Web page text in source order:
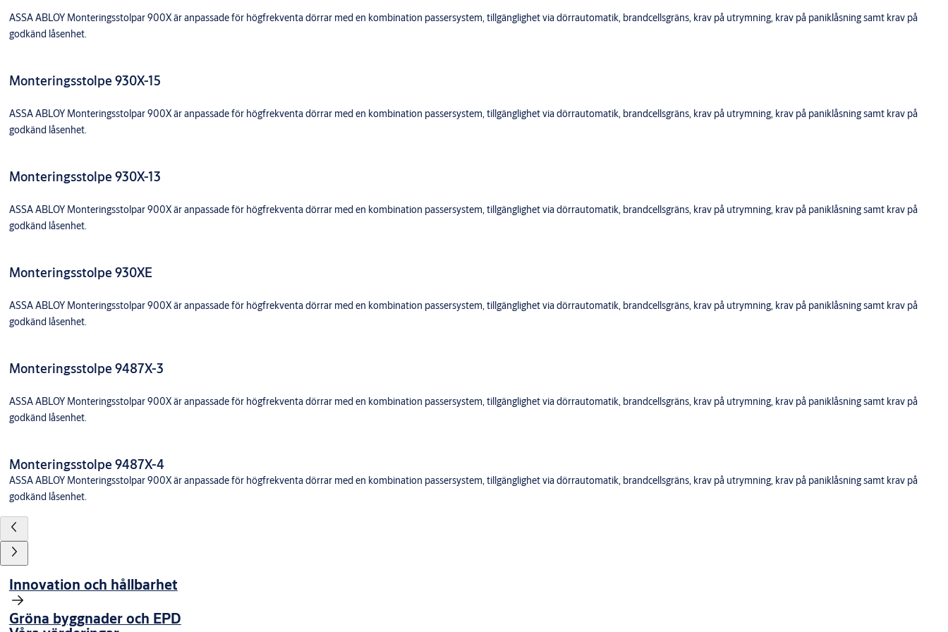
ASSA ABLOY Monteringsstolpar 900X är anpassade för högfrekventa dörrar med en kombination passersystem, tillgänglighet via dörrautomatik, brandcellsgräns, krav på utrymning, krav på paniklåsning samt krav på
godkänd låsenhet.
Monteringsstolpe 930X-15
ASSA ABLOY Monteringsstolpar 900X är anpassade för högfrekventa dörrar med en kombination passersystem, tillgänglighet via dörrautomatik, brandcellsgräns, krav på utrymning, krav på paniklåsning samt krav på
godkänd låsenhet.
Monteringsstolpe 930X-13
ASSA ABLOY Monteringsstolpar 900X är anpassade för högfrekventa dörrar med en kombination passersystem, tillgänglighet via dörrautomatik, brandcellsgräns, krav på utrymning, krav på paniklåsning samt krav på
godkänd låsenhet.
Monteringsstolpe 930XE
ASSA ABLOY Monteringsstolpar 900X är anpassade för högfrekventa dörrar med en kombination passersystem, tillgänglighet via dörrautomatik, brandcellsgräns, krav på utrymning, krav på paniklåsning samt krav på
godkänd låsenhet.
Monteringsstolpe 9487X-3
ASSA ABLOY Monteringsstolpar 900X är anpassade för högfrekventa dörrar med en kombination passersystem, tillgänglighet via dörrautomatik, brandcellsgräns, krav på utrymning, krav på paniklåsning samt krav på
godkänd låsenhet.
Monteringsstolpe 9487X-4
ASSA ABLOY Monteringsstolpar 900X är anpassade för högfrekventa dörrar med en kombination passersystem, tillgänglighet via dörrautomatik, brandcellsgräns, krav på utrymning, krav på paniklåsning samt krav på
godkänd låsenhet.
Innovation och hållbarhet
Gröna byggnader och EPD